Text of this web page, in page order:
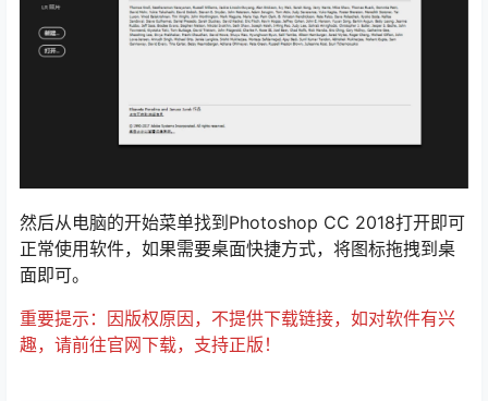
然后从电脑的开始菜单找到Photoshop CC 2018打开即可
正常使用软件，如果需要桌面快捷方式，将图标拖拽到桌
面即可。
重要提示：因版权原因，不提供下载链接，如对软件有兴
趣，请前往官网下载，支持正版！